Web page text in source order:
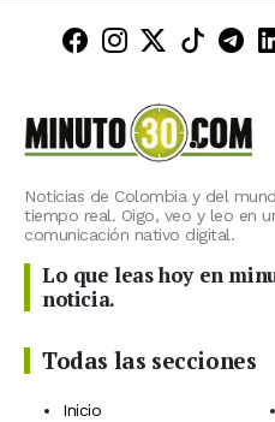
Minuto30 en
Minuto30 en
Noticias de Colombia y del
tiempo real. Oigo, veo y leo en
comunicación nativo digital.
Lo que leas hoy en
noticia.
Todas las secciones
Inicio